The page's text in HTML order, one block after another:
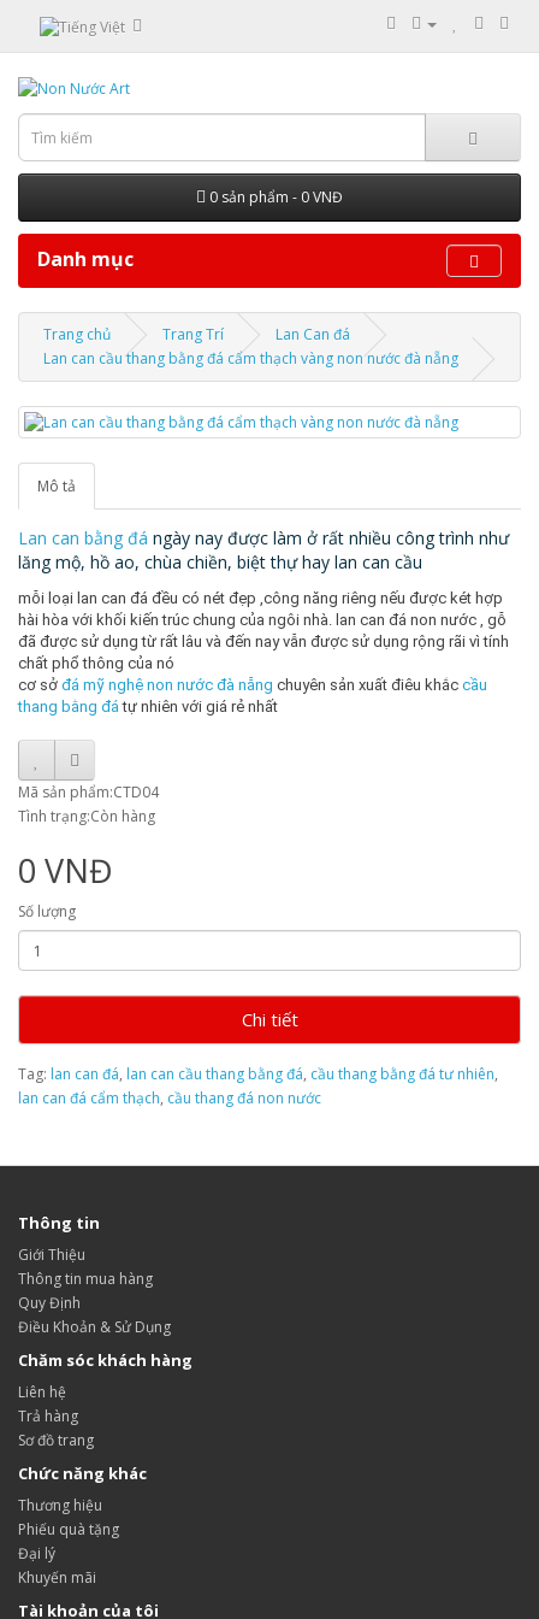
0 sản phẩm - 0 VNĐ
Danh mục
Trang chủ Trang Trí
Lan Can đá
Lan can cầu thang bằng đá cẩm thạch vàng non nước đà nẵng
Mô tả
Lan can bằng đá ngày nay được làm ở rất nhiều công trình như
lăng mộ, hồ ao, chùa chiền, biệt thự hay lan can cầu
mỗi loại lan can đá đều có nét đẹp ,công năng riêng nếu được két hợp
hài hòa với khối kiến trúc chung của ngôi nhà. lan can đá non nước , gỗ
đã được sử dụng từ rất lâu và đến nay vẫn được sử dụng rộng rãi vì tính
chất phổ thông của nó
cơ sở đá mỹ nghệ non nước đà nẵng chuyên sản xuất điêu khắc cầu
thang bằng đátự nhiên với giá rẻ nhất
Mã sản phẩm:CTD04
Tình trạng:Còn hàng
0 VNĐ
Số lượng
Chi tiết
Tag: lan can đá, lan can cầu thang bằng đá, cầu thang bằng đá tư nhiên,
lan can đá cẩm thạch, cầu thang đá non nước
Thông tin
Giới Thiệu
Thông tin mua hàng
Quy Định
Điều Khoản & Sử Dụng
Chăm sóc khách hàng
Liên hệ
Trả hàng
Sơ đồ trang
Chức năng khác
Thương hiệu
Phiếu quà tặng
Đại lý
Khuyến mãi
Tài khoản của tôi